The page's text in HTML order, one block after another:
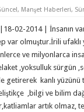
, Manşet Haberleri,
|18-02-2014 | İnsanın
var olmuştur.İrili
ve milyonlarca
,yoksulluk sürgün
getirerek kanlı yüzünü
,bilgi ve bilim
artık olmaz,